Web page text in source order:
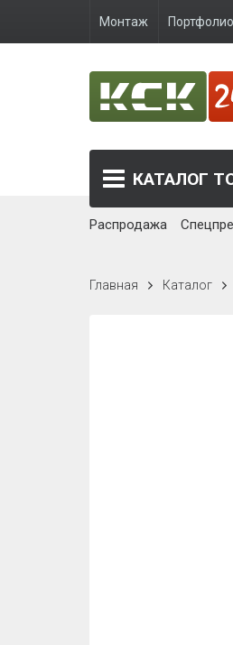
Монтаж Портфолио
КАТАЛОГ
Распродажа
Главная Каталог